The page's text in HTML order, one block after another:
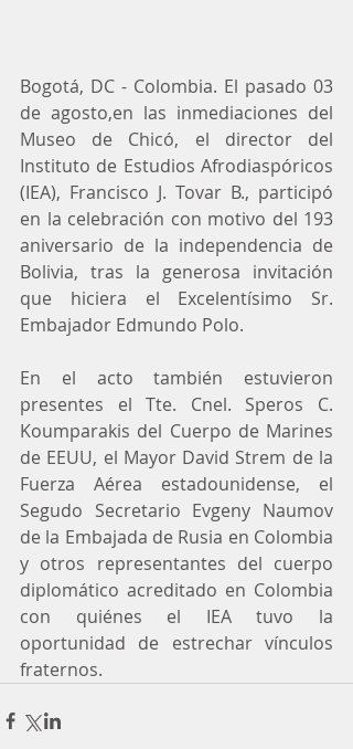
Bogotá, DC - Colombia. El pasado 03
de agosto,en las inmediaciones del
Museo de Chicó, el director del
Instituto de Estudios Afrodiaspóricos
(IEA), Francisco J. Tovar B., participó
en la celebración con motivo del 193
aniversario de la independencia de
Bolivia, tras la generosa invitación
que hiciera el Excelentísimo Sr.
Embajador Edmundo Polo.
En el acto también estuvieron
presentes el Tte. Cnel. Speros C.
Koumparakis del Cuerpo de Marines
de EEUU, el Mayor David Strem de la
Fuerza Aérea estadounidense, el
Segudo Secretario Evgeny Naumov
de la Embajada de Rusia en Colombia
y otros representantes del cuerpo
diplomático acreditado en Colombia
con quiénes el IEA tuvo la
oportunidad de estrechar vínculos
fraternos.